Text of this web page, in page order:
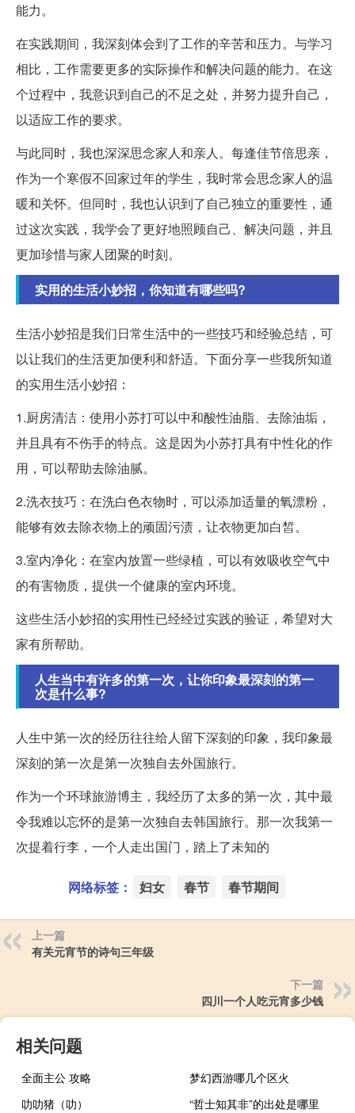
能力。
在实践期间，我深刻体会到了工作的辛苦和压力。与学习
相比，工作需要更多的实际操作和解决问题的能力。在这
个过程中，我意识到自己的不足之处，并努力提升自己，
以适应工作的要求。
与此同时，我也深深思念家人和亲人。每逢佳节倍思亲，
作为一个寒假不回家过年的学生，我时常会思念家人的温
暖和关怀。但同时，我也认识到了自己独立的重要性，通
过这次实践，我学会了更好地照顾自己、解决问题，并且
更加珍惜与家人团聚的时刻。
实用的生活小妙招，你知道有哪些吗?
生活小妙招是我们日常生活中的一些技巧和经验总结，可
以让我们的生活更加便利和舒适。下面分享一些我所知道
的实用生活小妙招：
1.厨房清洁：使用小苏打可以中和酸性油脂、去除油垢，
并且具有不伤手的特点。这是因为小苏打具有中性化的作
用，可以帮助去除油腻。
2.洗衣技巧：在洗白色衣物时，可以添加适量的氧漂粉，
能够有效去除衣物上的顽固污渍，让衣物更加白皙。
3.室内净化：在室内放置一些绿植，可以有效吸收空气中
的有害物质，提供一个健康的室内环境。
这些生活小妙招的实用性已经经过实践的验证，希望对大
家有所帮助。
人生当中有许多的第一次，让你印象最深刻的第一
次是什么事?
人生中第一次的经历往往给人留下深刻的印象，我印象最
深刻的第一次是第一次独自去外国旅行。
作为一个环球旅游博主，我经历了太多的第一次，其中最
令我难以忘怀的是第一次独自去韩国旅行。那一次我第一
次提着行李，一个人走出国门，踏上了未知的
网络标签： 妇女 春节 春节期间
上一篇
有关元宵节的诗句三年级
下一篇
四川一个人吃元宵多少钱
相关问题
全面主公 攻略
梦幻西游哪几个区火
叻叻猪（叻）
“哲士知其非”的出处是哪里